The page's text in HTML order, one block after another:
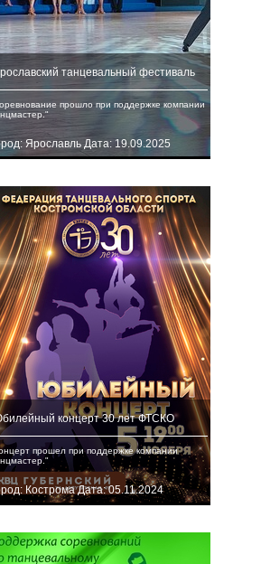
танцевальный фестиваль
прошло при поддержке компании
Ярославль Дата: 19.09.2025
концерт 30 лет ФТСКО
прошел при поддержке компании
Кострома Дата: 05.11.2024